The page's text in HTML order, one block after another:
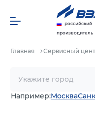
российский
производитель
Главная Сервисный
Например:Москва